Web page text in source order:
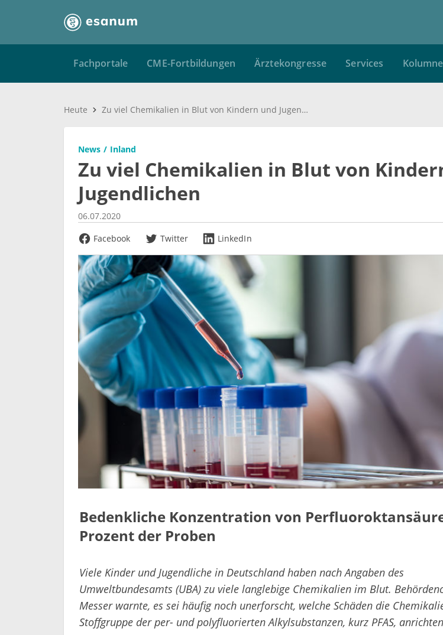
Fachportale CME-Fortbildungen Ärztekongresse Services Kolumne
Heute Zu viel Chemikalien in Blut von Kindern und Jugendlichen
News Inland
Zu viel Chemikalien in Blut von
Jugendlichen
06.07.2020
Facebook
Twitter LinkedIn
Bedenkliche Konzentration von
Prozent der Proben
Viele Kinder und Jugendliche in Deutschland haben nach Angaben des
Umweltbundesamts (UBA) zu viele langlebige Chemikalien im Blut.
Messer warnte, es sei häufig noch unerforscht, welche Schäden die
Stoffgruppe der per- und polyfluorierten Alkylsubstanzen, kurz PFAS,